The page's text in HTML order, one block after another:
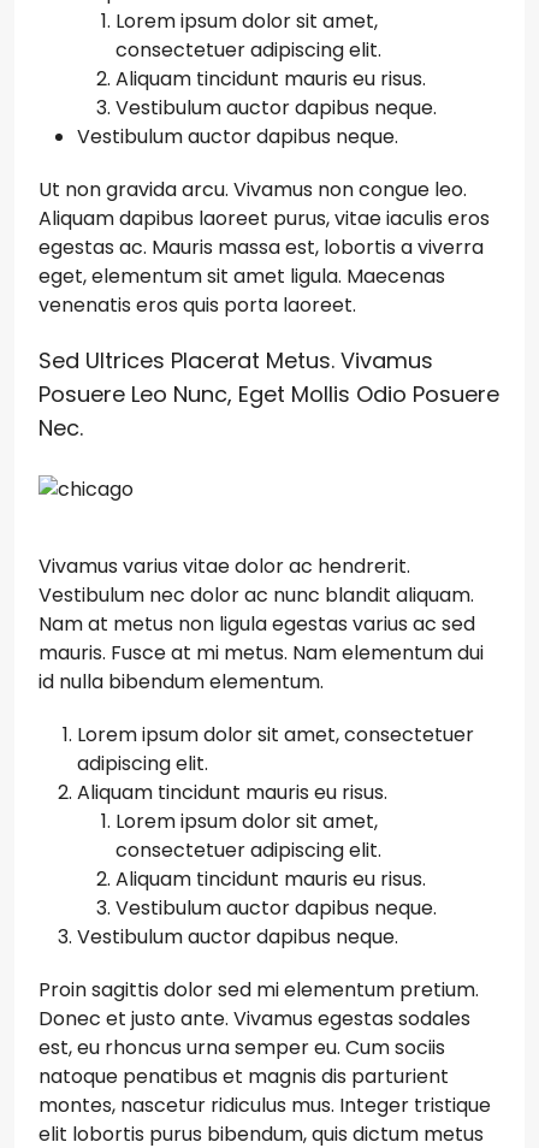
Lorem ipsum dolor sit amet,
consectetuer adipiscing elit.
Aliquam tincidunt mauris eu risus.
Vestibulum auctor dapibus neque.
Vestibulum auctor dapibus neque.
Ut non gravida arcu. Vivamus non congue leo.
Aliquam dapibus laoreet purus, vitae iaculis eros
egestas ac. Mauris massa est, lobortis a viverra
eget, elementum sit amet ligula. Maecenas
venenatis eros quis porta laoreet.
Sed Ultrices Placerat Metus. Vivamus
Posuere Leo Nunc, Eget Mollis Odio Posuere
Nec.
Vivamus varius vitae dolor ac hendrerit.
Vestibulum nec dolor ac nunc blandit aliquam.
Nam at metus non ligula egestas varius ac sed
mauris. Fusce at mi metus. Nam elementum dui
id nulla bibendum elementum.
Lorem ipsum dolor sit amet, consectetuer
adipiscing elit.
Aliquam tincidunt mauris eu risus.
Lorem ipsum dolor sit amet,
consectetuer adipiscing elit.
Aliquam tincidunt mauris eu risus.
Vestibulum auctor dapibus neque.
Vestibulum auctor dapibus neque.
Proin sagittis dolor sed mi elementum pretium.
Donec et justo ante. Vivamus egestas sodales
est, eu rhoncus urna semper eu. Cum sociis
natoque penatibus et magnis dis parturient
montes, nascetur ridiculus mus. Integer tristique
elit lobortis purus bibendum, quis dictum metus